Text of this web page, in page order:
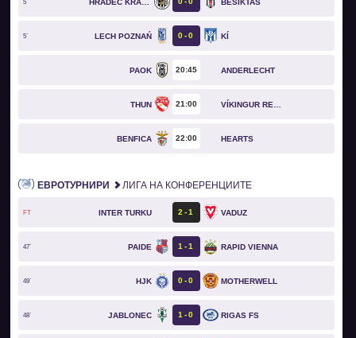
5`
5` LECH POZNAŃ 0 0 KÍ
PAOK 20 45 ANDERLECHT
THUN 21 00
BENFICA 22 00 HEARTS
ЕВРОТУРНИРИ ЛИГА НА КОНФЕРЕНЦИИТЕ
FT INTER TURKU 2 1 VADUZ
47` PAIDE 1 1 RAPID VIENNA
49` HJK 0 0 MOTHERWELL
48` JABLONEC 1 0 RIGAS FS